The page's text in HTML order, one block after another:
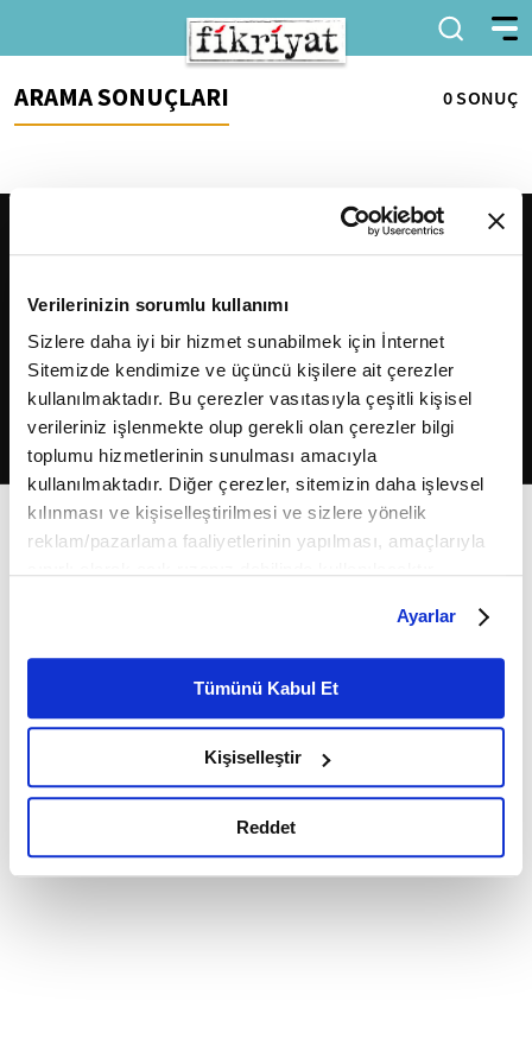
Verilerinizin sorumlu kullanımı
Sizlere daha iyi bir hizmet sunabilmek için İnternet
Sitemizde kendimize ve üçüncü kişilere ait çerezler
kullanılmaktadır. Bu çerezler vasıtasıyla çeşitli kişisel
verileriniz işlenmekte olup gerekli olan çerezler bilgi
toplumu hizmetlerinin sunulması amacıyla
kullanılmaktadır. Diğer çerezler, sitemizin daha işlevsel
kılınması ve kişiselleştirilmesi ve sizlere yönelik
reklam/pazarlama faaliyetlerinin yapılması, amaçlarıyla
belirleyebilirsiniz. Çerezlere ilişkin detaylı bilgi için
Ayarlar butonuna tıklayabilir,Çerez Bilgilendirme
Metnimizi ziyaret edebilirsiniz.
6698 sayılı Kişisel Verilerin Korunması Kanunu uyarınca
okumak ve sitemizi ziyaretiniz kapsamında
gerçekleştirilen veri işleme faaliyetleri ile ilgili daha
detaylı bilgi almak için lütfentıklayınız.
Ayarlar
Tümünü Kabul Et
Kişiselleştir
Reddet
ARAMA SONUÇLARI 0 SONUÇ
2026Fikriyat. Tüm hakları saklıdır.